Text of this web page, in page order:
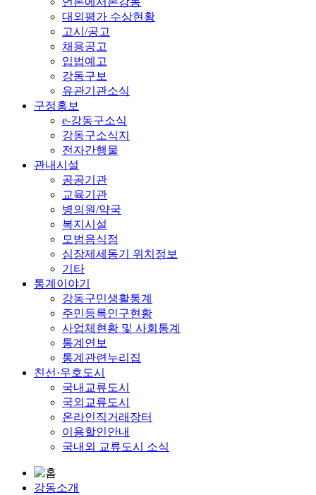
대외평가 수상현황
고시/공고
채용공고
입법예고
강동구보
유관기관소식
구정홍보
e-강동구소식
강동구소식지
전자간행물
관내시설
공공기관
교육기관
병의원/약국
복지시설
모범음식점
심장제세동기 위치정보
기타
통계이야기
강동구민생활통계
주민등록인구현황
사업체현황 및 사회통계
통계연보
통계관련누리집
친선·우호도시
국내교류도시
국외교류도시
온라인직거래장터
이용할인안내
국내외 교류도시 소식
강동소개